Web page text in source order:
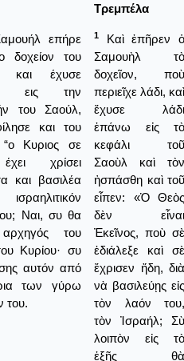
Τρεμπέλα
επήρε
δοχείον του
και έχυσε
εις την
του Σαούλ,
και του
“ο Κυριος σε
χρίσει
και βασιλέα
Ναι, συ θα
αρχηγός του
Κυρίου· συ
αυτόν από
των γύρω
του.
1
Καὶ ἐπῆρεν ὁ
Σαμουὴλ τὸ
δοχεῖον, ποὺ
περιεῖχε λάδι, καὶ
ἔχυσε λάδι
ἐπάνω εἰς τὸ
κεφάλι τοῦ
Σαοὺλ καὶ τὸν
ἠσπάσθη καὶ τοῦ
εἶπεν: «Ὁ Θεὸς
δὲν εἶναι
Ἐκεῖνος, ποὺ σὲ
ἐδιάλεξε καὶ σὲ
ἔχρισεν ἤδη, διὰ
νὰ βασιλεύῃς εἰς
τὸν λαόν του,
τὸν Ἰσραήλ; Σὺ
λοιπὸν εἰς τὸ
ἑξῆς θὰ